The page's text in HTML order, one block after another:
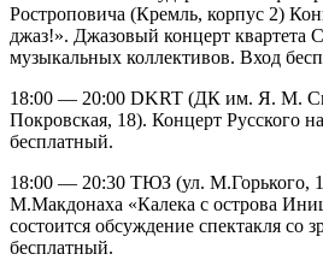
Ростроповича (Кремль, корпус 2)
джаз!». Джазовый концерт квартета
музыкальных коллективов. Вход
18:00 — 20:00 DKRT (ДК им. Я. М.
Покровская, 18). Концерт Русского
бесплатный.
18:00 — 20:30 ТЮЗ (ул. М.Горького,
М.Макдонаха «Калека с острова
состоится обсуждение спектакля со
бесплатный.